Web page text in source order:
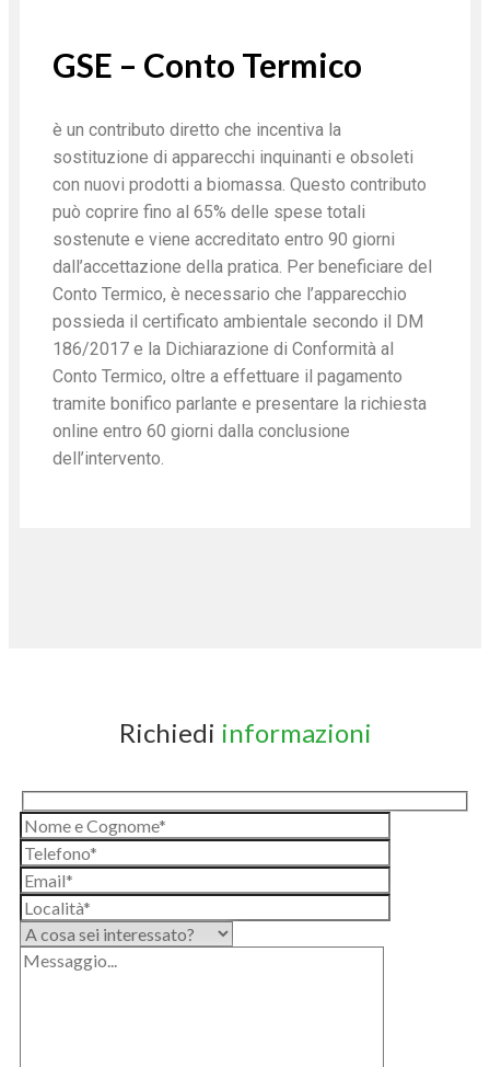
GSE – Conto Termico
è un contributo diretto che incentiva la
sostituzione di apparecchi inquinanti e obsoleti
con nuovi prodotti a biomassa. Questo contributo
può coprire fino al 65% delle spese totali
sostenute e viene accreditato entro 90 giorni
dall’accettazione della pratica. Per beneficiare del
Conto Termico, è necessario che l’apparecchio
possieda il certificato ambientale secondo il DM
186/2017 e la Dichiarazione di Conformità al
Conto Termico, oltre a effettuare il pagamento
tramite bonifico parlante e presentare la richiesta
online entro 60 giorni dalla conclusione
dell’intervento.
Richiedi informazioni